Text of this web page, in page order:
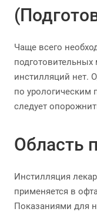
Чаще всего
инстилляций нет.
по урологическим
следует
Область
Инстилляция
применяется в
Показаниями для